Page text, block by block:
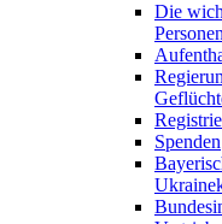
Die
Spenden